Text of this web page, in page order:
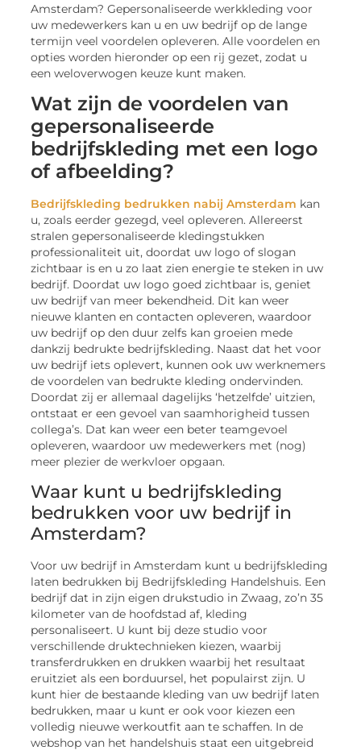
Amsterdam? Gepersonaliseerde werkkleding voor
uw medewerkers kan u en uw bedrijf op de lange
termijn veel voordelen opleveren. Alle voordelen en
opties worden hieronder op een rij gezet, zodat u
een weloverwogen keuze kunt maken.
Wat zijn de voordelen van
gepersonaliseerde
bedrijfskleding met een logo
of afbeelding?
Bedrijfskleding bedrukken nabij Amsterdam kan
u, zoals eerder gezegd, veel opleveren. Allereerst
stralen gepersonaliseerde kledingstukken
professionaliteit uit, doordat uw logo of slogan
zichtbaar is en u zo laat zien energie te steken in uw
bedrijf. Doordat uw logo goed zichtbaar is, geniet
uw bedrijf van meer bekendheid. Dit kan weer
nieuwe klanten en contacten opleveren, waardoor
uw bedrijf op den duur zelfs kan groeien mede
dankzij bedrukte bedrijfskleding. Naast dat het voor
uw bedrijf iets oplevert, kunnen ook uw werknemers
de voordelen van bedrukte kleding ondervinden.
Doordat zij er allemaal dagelijks ‘hetzelfde’ uitzien,
ontstaat er een gevoel van saamhorigheid tussen
collega’s. Dat kan weer een beter teamgevoel
opleveren, waardoor uw medewerkers met (nog)
meer plezier de werkvloer opgaan.
Waar kunt u bedrijfskleding
bedrukken voor uw bedrijf in
Amsterdam?
Voor uw bedrijf in Amsterdam kunt u bedrijfskleding
laten bedrukken bij Bedrijfskleding Handelshuis. Een
bedrijf dat in zijn eigen drukstudio in Zwaag, zo’n 35
kilometer van de hoofdstad af, kleding
personaliseert. U kunt bij deze studio voor
verschillende druktechnieken kiezen, waarbij
transferdrukken en drukken waarbij het resultaat
eruitziet als een borduursel, het populairst zijn. U
kunt hier de bestaande kleding van uw bedrijf laten
bedrukken, maar u kunt er ook voor kiezen een
volledig nieuwe werkoutfit aan te schaffen. In de
webshop van het handelshuis staat een uitgebreid